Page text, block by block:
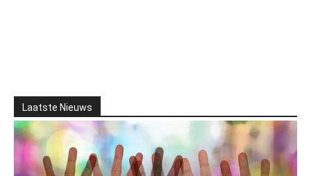
Laatste Nieuws